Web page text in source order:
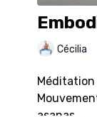
Cécilia